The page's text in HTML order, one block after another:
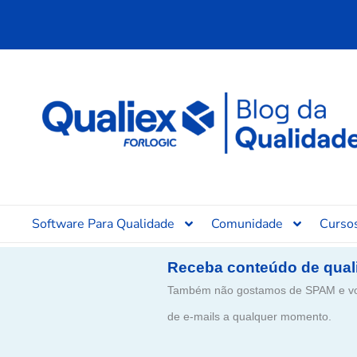
Software Para Qualidade Comunidade
Receba conteúdo de
Também não gostamos de SPAM e
de e-mails a qualquer momento.